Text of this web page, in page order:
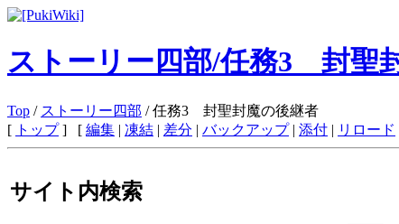
ストーリー四部/任務3 封聖
Top / ストーリー四部 / 任務3 封聖封魔の後継者
[ トップ] [ 編集 | 凍結 | 差分 | バックアップ| 添付 | リロード
サイト内検索